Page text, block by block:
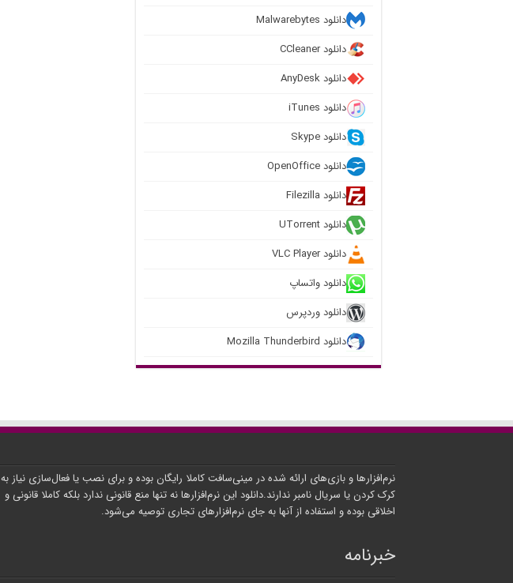
دانلود Malwarebytes
دانلود CCleaner
دانلود AnyDesk
دانلود iTunes
دانلود Skype
دانلود OpenOffice
دانلود Filezilla
دانلود UTorrent
دانلود VLC Player
دانلود واتساپ
دانلود وردپرس
دانلود Mozilla Thunderbird
نرم‌افزارها و بازی‌های ارائه شده در مینی‌سافت کاملا رایگان بوده و برای نصب یا فعال‌سازی نیاز به
کرک کردن یا سریال نامبر ندارند.دانلود این نرم‌افزارها نه تنها منع قانونی ندارد بلکه کاملا قانونی و
اخلاقی بوده و استفاده از آنها به جای نرم‌افزارهای تجاری توصیه می‌شود.
خبرنامه